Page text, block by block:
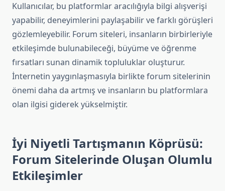
Kullanıcılar, bu platformlar aracılığıyla bilgi alışverişi
yapabilir, deneyimlerini paylaşabilir ve farklı görüşleri
gözlemleyebilir. Forum siteleri, insanların birbirleriyle
etkileşimde bulunabileceği, büyüme ve öğrenme
fırsatları sunan dinamik topluluklar oluşturur.
İnternetin yaygınlaşmasıyla birlikte forum sitelerinin
önemi daha da artmış ve insanların bu platformlara
olan ilgisi giderek yükselmiştir.
İyi Niyetli Tartışmanın Köprüsü:
Forum Sitelerinde Oluşan Olumlu
Etkileşimler